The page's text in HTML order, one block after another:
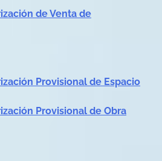
de Venta de
Provisional de Espacio
Provisional de Obra